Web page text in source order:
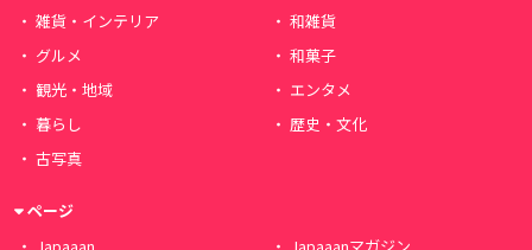
雑貨・インテリア
和雑貨
グルメ
和菓子
観光・地域
エンタメ
暮らし
歴史・文化
古写真
ページ
Japaaan
Japaaanマガジン